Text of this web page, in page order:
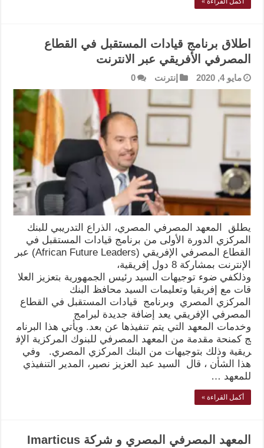
اطلاق برنامج قيادات المستقبل في القطاع
المصرفي الأفريقي عبر الانترنت
مايو 4, 2020 إنترنت 0
يطلق المعهد المصرفي المصري، الذراع التدريبي للبنك
المركزي الدورة الأولى من برنامج قيادات المستقبل في
القطاع المصرفي الإفريقي (African Future Leaders) عبر
الإنترنت بمشاركة 8 دول إفريقية،
وذلكفي ضوء توجيهات السيد رئيس الجمهورية بتعزيز العلا
قات مع إفريقيا وتعليمات السيد محافظ البنك
المركزي المصري وبرنامج قيادات المستقبل في القطاع
المصرفي الإفريقي يعد إضافة جديدة لبرامج
وخدمات المعهد التي يتم تنفيذها عن بعد. ويأتي هذا البرنام
ج كمنحة مقدمة من المعهد المصرفي للبنوك المركزية الإف
ريقية وذلك بتوجيهات من البنك المركزي المصري. وفي
هذا الشأن ، قال السيد عبد العزيز نصير، المدير التنفيذي
للمعهد …
أكمل القراءة »
المعهد المصرفي المصري و شركة Imarticus